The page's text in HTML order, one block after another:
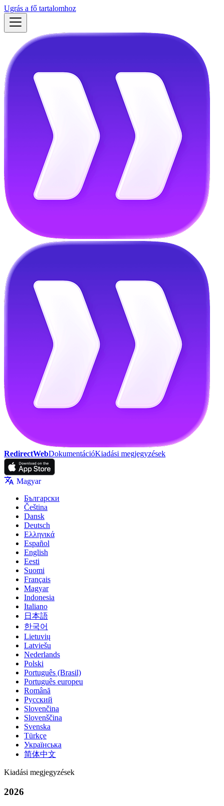
Ugrás a fő tartalomhoz
RedirectWebDokumentációKiadási megjegyzések
Magyar
Български
Čeština
Dansk
Deutsch
Ελληνικά
Español
English
Eesti
Suomi
Français
Magyar
Indonesia
Italiano
日本語
한국어
Lietuvių
Latviešu
Nederlands
Polski
Português (Brasil)
Português europeu
Română
Русский
Slovenčina
Slovenščina
Svenska
Türkçe
Українська
简体中文
Kiadási megjegyzések
2026